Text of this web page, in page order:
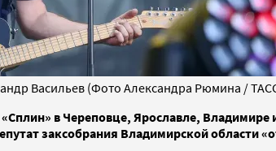
Васильев (Фото Александра Рюмина /
в Череповце, Ярославле,
заксобрания Владимирской области